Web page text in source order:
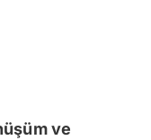
ve